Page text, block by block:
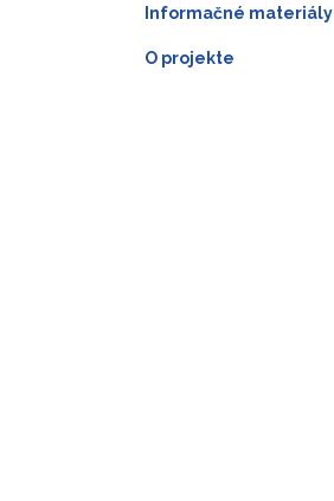
Informačné materiály
O projekte